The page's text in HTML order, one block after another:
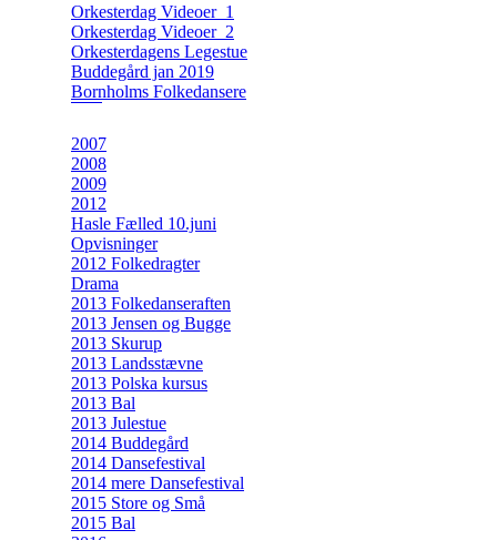
Orkesterdag Videoer_1
Orkesterdag Videoer_2
Orkesterdagens Legestue
Buddegård jan 2019
Bornholms Folkedansere
2007
2008
2009
2012
Hasle Fælled 10.juni
Opvisninger
2012 Folkedragter
Drama
2013 Folkedanseraften
2013 Jensen og Bugge
2013 Skurup
2013 Landsstævne
2013 Polska kursus
2013 Bal
2013 Julestue
2014 Buddegård
2014 Dansefestival
2014 mere Dansefestival
2015 Store og Små
2015 Bal